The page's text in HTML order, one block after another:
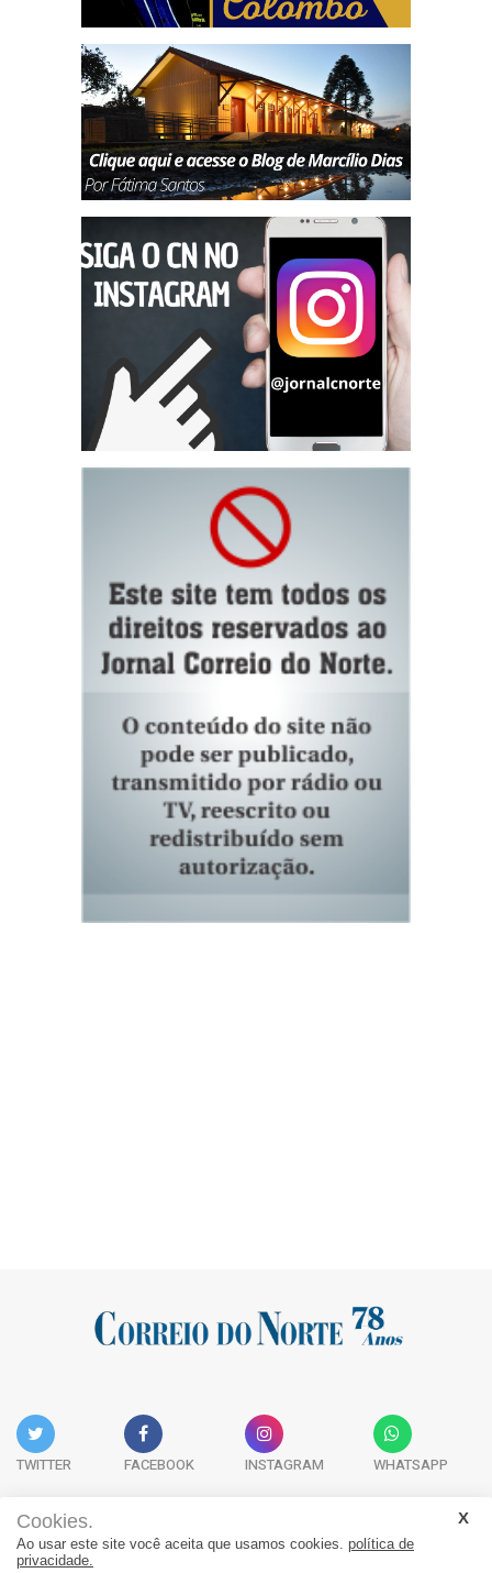
TWITTER FACEBOOK INSTAGRAM WHATSAPP
Acervo Digital Fale Conosco Quem Somos
Cookies.
Ao usar este site você aceita que usamos cookies. política de
privacidade.